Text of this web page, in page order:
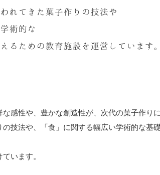
れてきた菓子作りの技法や
術的な
るための教育施設を運営しています。
感性や、豊かな創造性が、次代の菓子作りに
技法や、「食」に関する幅広い学術的な基
います。